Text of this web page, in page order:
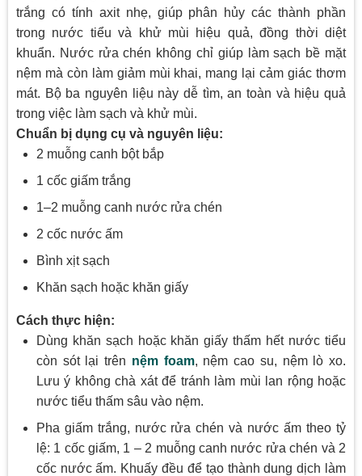
trắng có tính axit nhẹ, giúp phân hủy các thành phần
trong nước tiểu và khử mùi hiệu quả, đồng thời diệt
khuẩn. Nước rửa chén không chỉ giúp làm sạch bề mặt
nệm mà còn làm giảm mùi khai, mang lại cảm giác thơm
mát. Bộ ba nguyên liệu này dễ tìm, an toàn và hiệu quả
trong việc làm sạch và khử mùi.
Chuẩn bị dụng cụ và nguyên liệu:
2 muỗng canh bột bắp
1 cốc giấm trắng
1–2 muỗng canh nước rửa chén
2 cốc nước ấm
Bình xịt sạch
Khăn sạch hoặc khăn giấy
Cách thực hiện:
Dùng khăn sạch hoặc khăn giấy thấm hết nước tiểu
còn sót lại trên nệm foam, nệm cao su, nệm lò xo.
Lưu ý không chà xát để tránh làm mùi lan rộng hoặc
nước tiểu thấm sâu vào nệm.
Pha giấm trắng, nước rửa chén và nước ấm theo tỷ
lệ: 1 cốc giấm, 1 – 2 muỗng canh nước rửa chén và 2
cốc nước ấm. Khuấy đều để tạo thành dung dịch làm